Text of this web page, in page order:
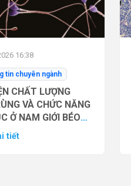
16:38
tin chuyên ngành
CHẤT LƯỢNG
VÀ CHỨC NĂNG
Ở NAM GIỚI BÉO
THUỐC ĐỒNG VẬN
tiết